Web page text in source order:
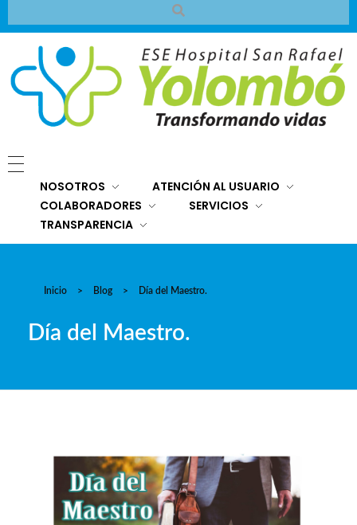
NOSOTROS
ATENCIÓN AL USUARIO
COLABORADORES
SERVICIOS
TRANSPARENCIA
Inicio > Blog > Día del Maestro.
Día del Maestro.